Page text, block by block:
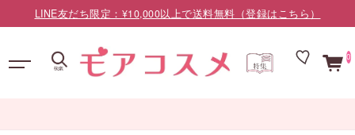
0
LINE友だち限定：¥10,000以上で送料無料（登録はこちら）